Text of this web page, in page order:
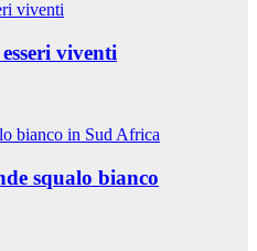
viventi
squalo bianco